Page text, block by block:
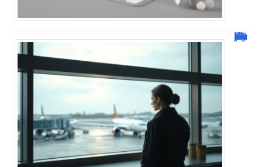
Combien de jour pour un décès d’un parent à l’étranger ?